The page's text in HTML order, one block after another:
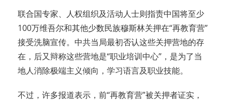
联合国专家、人权组织及活动人士则指责中国将至少
100万维吾尔和其他少数民族穆斯林关押在“再教育营”
接受洗脑宣传。中共当局最初否认这些关押营地的存
在，后又辩称这些营地是“职业培训中心”，是为了当
地人消除极端主义倾向，学习语言及职业技能。
不过，许多报道表示，前“再教育营”被关押者证实，